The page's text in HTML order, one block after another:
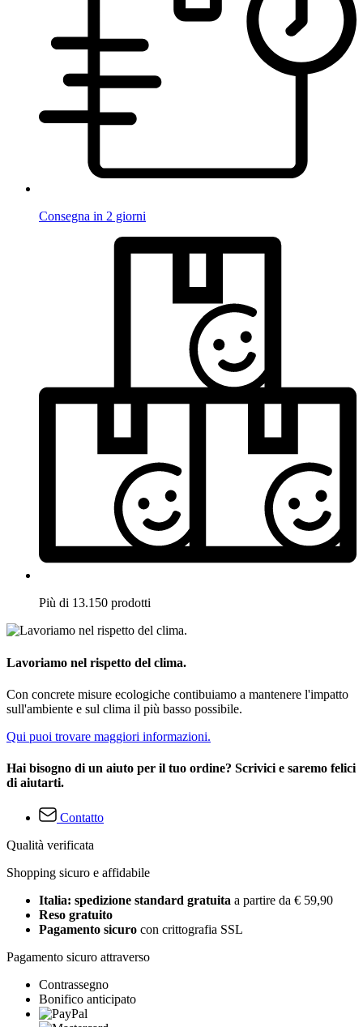
Consegna in 2 giorni
Più di 13.150 prodotti
Lavoriamo nel rispetto del clima.
Con concrete misure ecologiche contibuiamo a mantenere l'impatto
sull'ambiente e sul clima il più basso possibile.
Qui puoi trovare maggiori informazioni.
Hai bisogno di un aiuto per il tuo ordine? Scrivici e saremo felici
di aiutarti.
Contatto
Qualità verificata
Shopping sicuro e affidabile
Italia: spedizione standard gratuita a partire da € 59,90
Reso gratuito
Pagamento sicuro con crittografia SSL
Pagamento sicuro attraverso
Contrassegno
Bonifico anticipato